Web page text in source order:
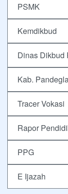
PSMK
Kemdikbud
Dinas Dikbud
Kab.
Tracer Vokasi
Rapor
PPG
E Ijazah